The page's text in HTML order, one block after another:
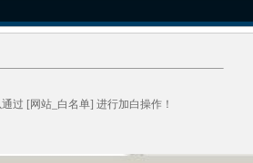
过 [网站_白名单] 进行加白操作！